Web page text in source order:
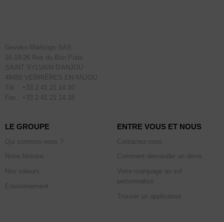
Geveko Markings SAS
16-18-26 Rue du Bon Puits
SAINT SYLVAIN D'ANJOU
49480 VERRIÈRES EN ANJOU
Tél. : +33 2 41 21 14 10
Fax : +33 2 41 21 14 18
LE GROUPE
Qui sommes-nous ?
Notre histoire
Nos valeurs
Environnement
ENTRE VOUS ET NOUS
Contactez-nous
Comment demander un devis
Votre marquage au sol
personnalisé
Trouver un applicateur